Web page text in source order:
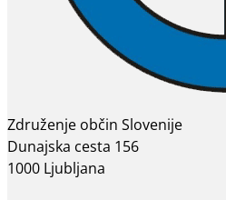
Združenje občin Slovenije
Dunajska cesta 156
1000 Ljubljana